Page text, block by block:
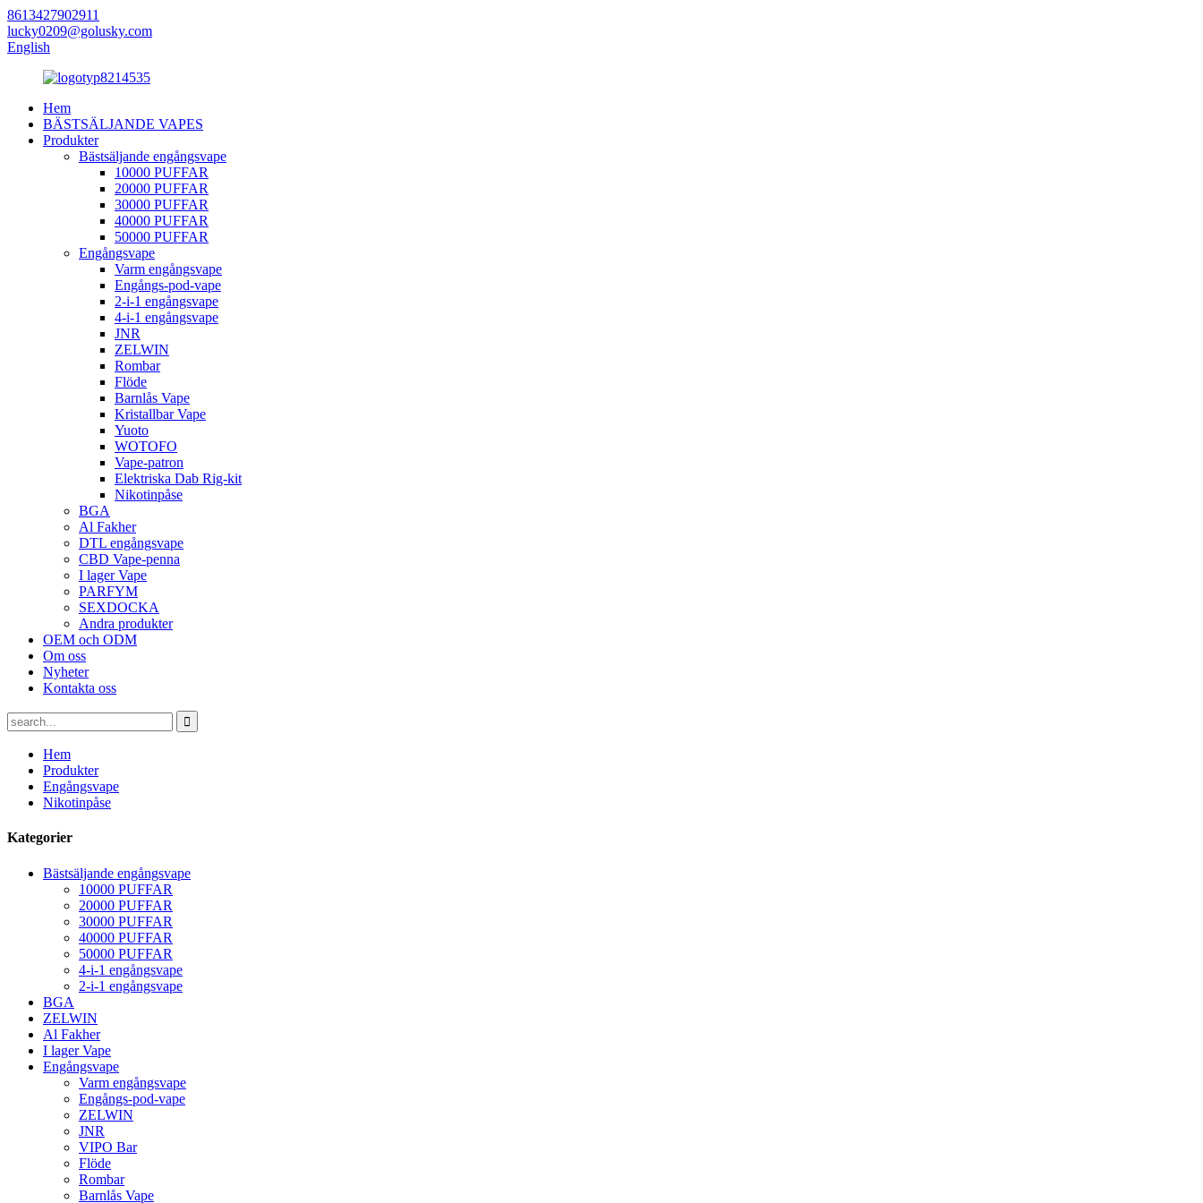
8613427902911
lucky0209@golusky.com
English
Hem
BÄSTSÄLJANDE VAPES
Produkter
Bästsäljande engångsvape
10000 PUFFAR
20000 PUFFAR
30000 PUFFAR
40000 PUFFAR
50000 PUFFAR
Engångsvape
Varm engångsvape
Engångs-pod-vape
2-i-1 engångsvape
4-i-1 engångsvape
JNR
ZELWIN
Rombar
Flöde
Barnlås Vape
Kristallbar Vape
Yuoto
WOTOFO
Vape-patron
Elektriska Dab Rig-kit
Nikotinpåse
BGA
Al Fakher
DTL engångsvape
CBD Vape-penna
I lager Vape
PARFYM
SEXDOCKA
Andra produkter
OEM och ODM
Om oss
Nyheter
Kontakta oss
Hem
Produkter
Engångsvape
Nikotinpåse
Kategorier
Bästsäljande engångsvape
10000 PUFFAR
20000 PUFFAR
30000 PUFFAR
40000 PUFFAR
50000 PUFFAR
4-i-1 engångsvape
2-i-1 engångsvape
BGA
ZELWIN
Al Fakher
I lager Vape
Engångsvape
Varm engångsvape
Engångs-pod-vape
ZELWIN
JNR
VIPO Bar
Flöde
Rombar
Barnlås Vape